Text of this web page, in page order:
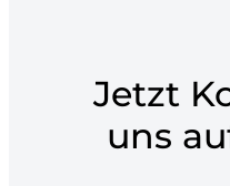
Jetzt
uns